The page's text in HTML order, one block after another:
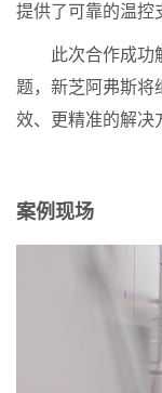
提供了可靠的温控
此次合作成功解
题，新芝阿弗斯将
效、更精准的解决
案例现场